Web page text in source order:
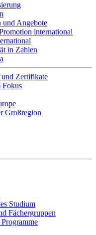
und Angebote
international
in Zahlen
und Zertifikate
Fokus
Großregion
Studium
Fächergruppen